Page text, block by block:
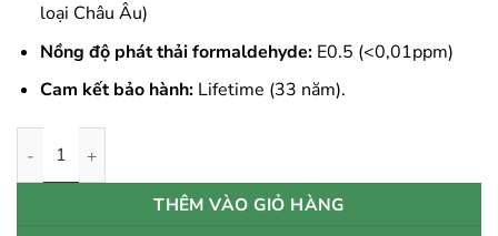
loại Châu Âu)
Nồng độ phát thải formaldehyde:E0.5 (<0,01ppm)
Cam kết bảo hành:Lifetime (33 năm).
THÊM VÀO GIỎ HÀNG